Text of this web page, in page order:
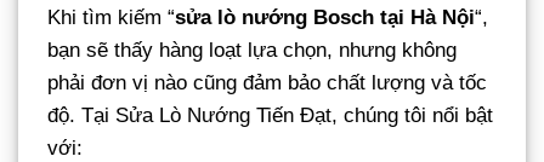
Khi tìm kiếm “sửa lò nướng Bosch tại Hà Nội“,
bạn sẽ thấy hàng loạt lựa chọn, nhưng không
phải đơn vị nào cũng đảm bảo chất lượng và tốc
độ. Tại Sửa Lò Nướng Tiến Đạt, chúng tôi nổi bật
với: